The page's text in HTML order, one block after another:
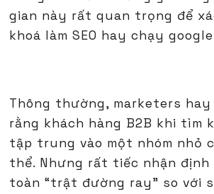
gian này rất quan trọng để
khoá làm SEO hay chạy
Thông thường, marketers hay
rằng khách hàng B2B khi tìm
tập trung vào một nhóm nhỏ
thể. Nhưng rất tiếc nhận định
toàn “trật đường ray" so với